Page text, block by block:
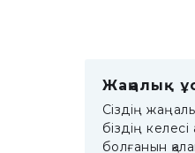
Жаңалық
Сіздің
біздің
болғанын